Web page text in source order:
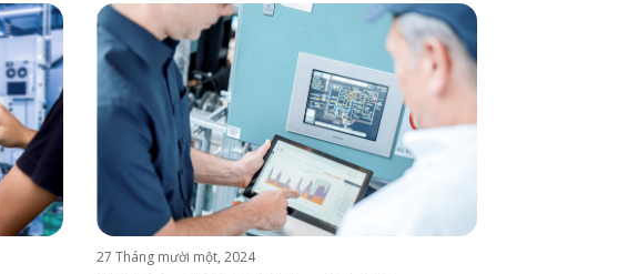
27 Tháng mười một, 2024